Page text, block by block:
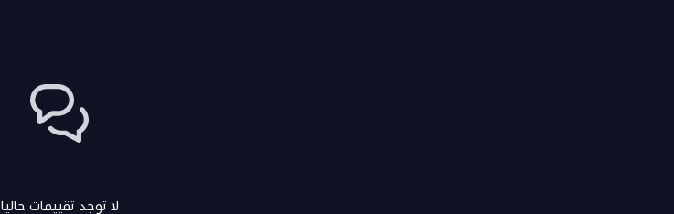
لا توجد تقييمات حاليا